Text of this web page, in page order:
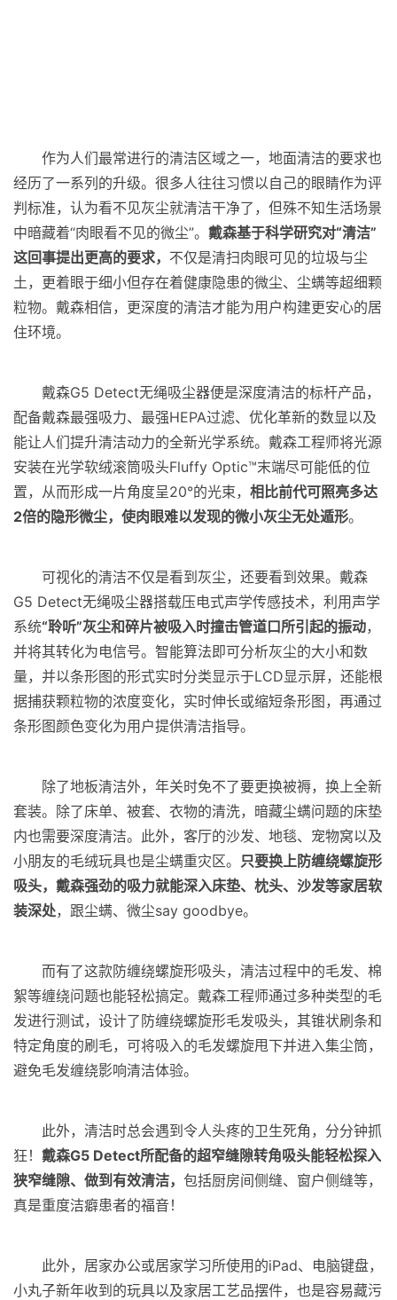
作为人们最常进行的清洁区域之一，地面清洁的要求也
经历了一系列的升级。很多人往往习惯以自己的眼睛作为评
判标准，认为看不见灰尘就清洁干净了，但殊不知生活场景
中暗藏着“肉眼看不见的微尘”。 戴森基于科学研究对“清洁”
这回事提出更高的要求， 不仅是清扫肉眼可见的垃圾与尘
土，更着眼于细小但存在着健康隐患的微尘、尘螨等超细颗
粒物。戴森相信，更深度的清洁才能为用户构建更安心的居
住环境。
戴森G5 Detect无绳吸尘器便是深度清洁的标杆产品，
配备戴森最强吸力、最强HEPA过滤、优化革新的数显以及
能让人们提升清洁动力的全新光学系统。戴森工程师将光源
安装在光学软绒滚筒吸头Fluffy Optic™末端尽可能低的位
置，从而形成一片角度呈20°的光束， 相比前代可照亮多达
2倍的隐形微尘，使肉眼难以发现的微小灰尘无处遁形。
可视化的清洁不仅是看到灰尘，还要看到效果。戴森
G5 Detect无绳吸尘器搭载压电式声学传感技术，利用声学
系统“聆听”灰尘和碎片被吸入时撞击管道口所引起的振动，
并将其转化为电信号。智能算法即可分析灰尘的大小和数
量，并以条形图的形式实时分类显示于LCD显示屏，还能根
据捕获颗粒物的浓度变化，实时伸长或缩短条形图，再通过
条形图颜色变化为用户提供清洁指导。
除了地板清洁外，年关时免不了要更换被褥，换上全新
套装。除了床单、被套、衣物的清洗，暗藏尘螨问题的床垫
内也需要深度清洁。此外，客厅的沙发、地毯、宠物窝以及
小朋友的毛绒玩具也是尘螨重灾区。 只要换上防缠绕螺旋形
吸头，戴森强劲的吸力就能深入床垫、枕头、沙发等家居软
装深处，跟尘螨、微尘say goodbye。
而有了这款防缠绕螺旋形吸头，清洁过程中的毛发、棉
絮等缠绕问题也能轻松搞定。戴森工程师通过多种类型的毛
发进行测试，设计了防缠绕螺旋形毛发吸头，其锥状刷条和
特定角度的刷毛，可将吸入的毛发螺旋甩下并进入集尘筒，
避免毛发缠绕影响清洁体验。
此外，清洁时总会遇到令人头疼的卫生死角，分分钟抓
狂！ 戴森G5 Detect所配备的超窄缝隙转角吸头能轻松探入
狭窄缝隙、做到有效清洁， 包括厨房间侧缝、窗户侧缝等，
真是重度洁癖患者的福音！
此外，居家办公或居家学习所使用的iPad、电脑键盘，
小丸子新年收到的玩具以及家居工艺品摆件，也是容易藏污